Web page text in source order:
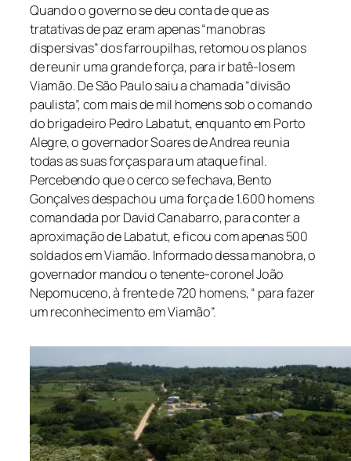
Quando o governo se deu conta de que as
tratativas de paz eram apenas “manobras
dispersivas” dos farroupilhas, retomou os planos
de reunir uma grande força, para ir batê-los em
Viamão. De São Paulo saiu a chamada “divisão
paulista”, com mais de mil homens sob o comando
do brigadeiro Pedro Labatut, enquanto em Porto
Alegre, o governador Soares de Andrea reunia
todas as suas forças para um ataque final.
Percebendo que o cerco se fechava, Bento
Gonçalves despachou uma força de 1.600 homens
comandada por David Canabarro, para conter a
aproximação de Labatut, e ficou com apenas 500
soldados em Viamão. Informado dessa manobra, o
governador mandou o tenente-coronel João
Nepomuceno, à frente de 720 homens, “ para fazer
um reconhecimento em Viamão”.